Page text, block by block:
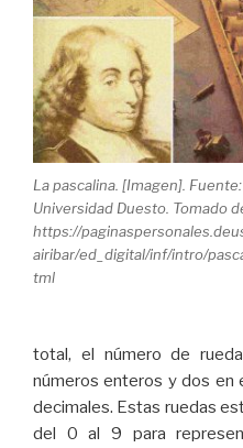
La pascalina. [Imagen]. Fuente:
Universidad Duesto. Tomado
https://
airibar/ed_digital/inf/intro/
tml
total, el número de
números enteros y dos en
decimales. Estas ruedas
del 0 al 9 para